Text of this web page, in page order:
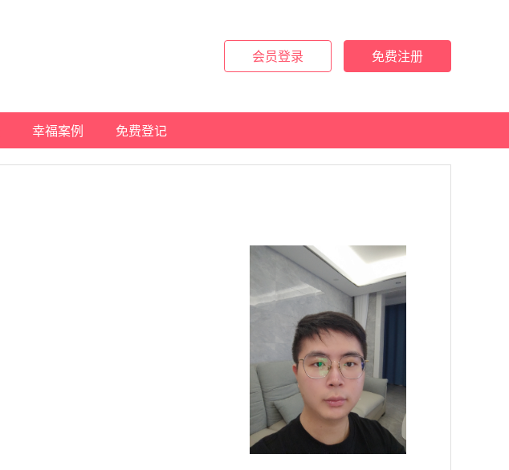
会员登录 免费注册
幸福案例 免费登记